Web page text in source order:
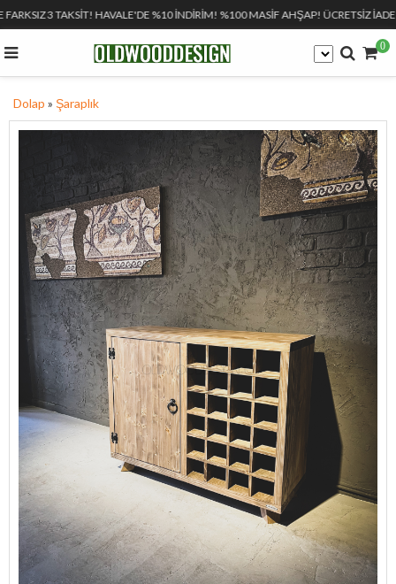
3 TAKSİT! HAVALE'DE %10 İNDİRİM! %100 MASİF AHŞAP! ÜCRETSİZ
0
Dolap » Şaraplık